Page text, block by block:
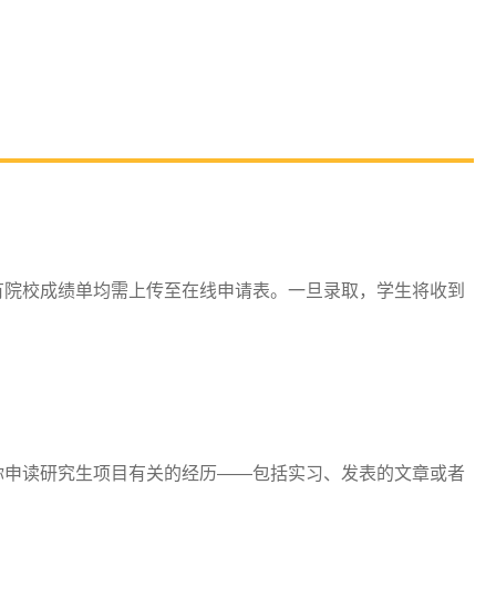
校成绩单均需上传至在线申请表。一旦录取，学生将收到
申读研究生项目有关的经历——包括实习、发表的文章或者